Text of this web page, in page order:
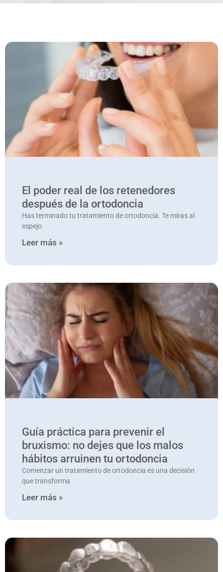
El poder real de los retenedores
después de la ortodoncia
Has terminado tu tratamiento de ortodoncia. Te miras al
espejo
Leer más »
Guía práctica para prevenir el
bruxismo: no dejes que los malos
hábitos arruinen tu ortodoncia
Comenzar un tratamiento de ortodoncia es una decisión
que transforma
Leer más »